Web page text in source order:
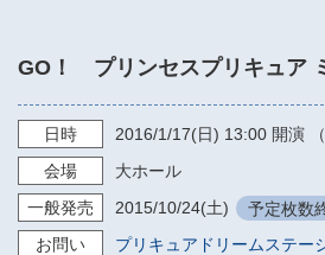
GO！ プリンセスプリキュア
日時 2016/1/17(日) 13:00 開演
会場
大ホール
一般発売
2015/10/24(土)
予定枚数
お問い
プリキュアドリームステー